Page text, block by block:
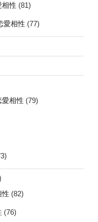
相性 (81)
愛相性 (77)
愛相性 (79)
性 (82)
(76)